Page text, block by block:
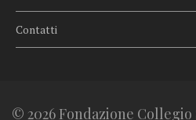
Contatti
© 2026 Fondazione Collegio